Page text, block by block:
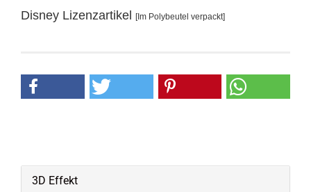
Disney Lizenzartikel [Im Polybeutel verpackt]
3D Effekt